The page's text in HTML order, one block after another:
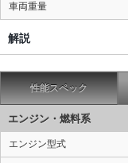
車両重量
解説
性能スペック
エンジン・燃料系
エンジン型式